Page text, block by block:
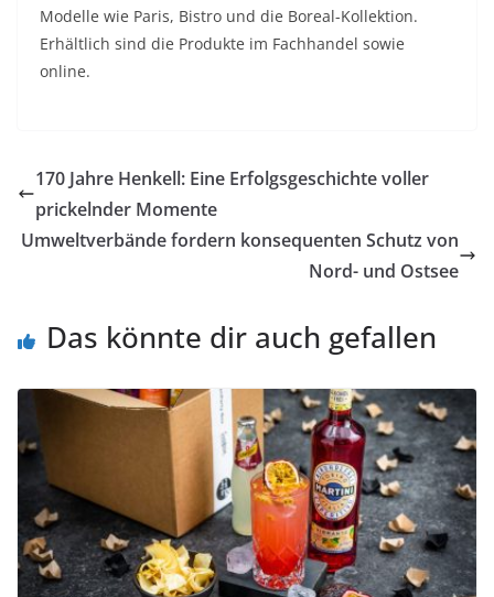
Modelle wie Paris, Bistro und die Boreal-Kollektion.
Erhältlich sind die Produkte im Fachhandel sowie
online.
170 Jahre Henkell: Eine Erfolgsgeschichte voller
prickelnder Momente
Umweltverbände fordern konsequenten Schutz von
Nord- und Ostsee
Das könnte dir auch gefallen